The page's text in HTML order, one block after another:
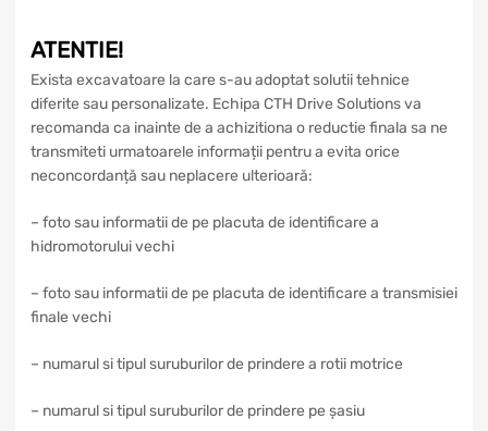
ATENTIE!
Exista excavatoare la care s-au adoptat solutii tehnice
diferite sau personalizate. Echipa CTH Drive Solutions va
recomanda ca inainte de a achizitiona o reductie finala sa ne
transmiteti urmatoarele informații pentru a evita orice
neconcordanță sau neplacere ulterioară:
– foto sau informatii de pe placuta de identificare a
hidromotorului vechi
– foto sau informatii de pe placuta de identificare a transmisiei
finale vechi
– numarul si tipul suruburilor de prindere a rotii motrice
– numarul si tipul suruburilor de prindere pe șasiu